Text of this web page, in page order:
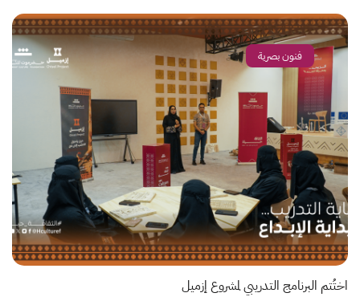
فنون بصرية
اختُتم البرنامج التدريبي لمشروع إزميل